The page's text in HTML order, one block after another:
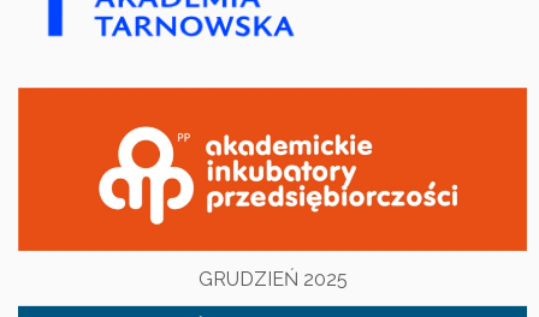
GRUDZIEŃ 2025